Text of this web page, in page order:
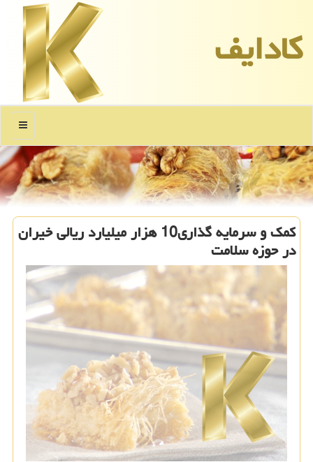
كادایف
منو
كمك و سرمایه گذاری10 هزار میلیارد ریالی خیران
در حوزه سلامت